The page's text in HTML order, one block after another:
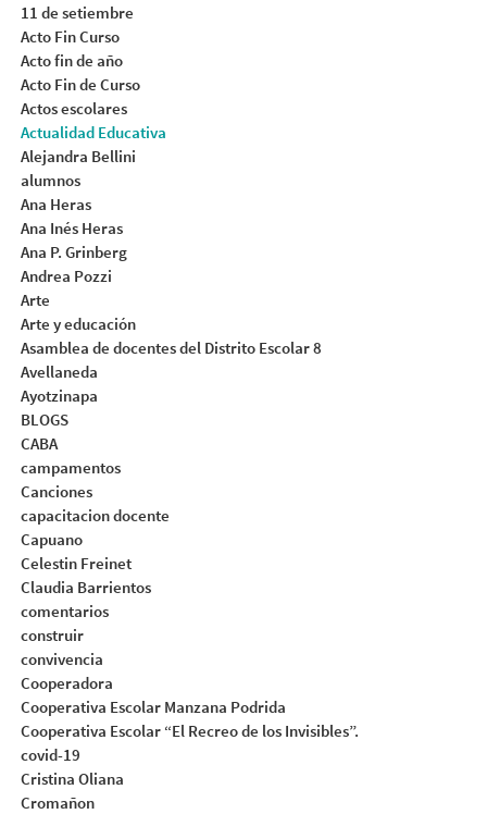
11 de setiembre
Acto Fin Curso
Acto fin de año
Acto Fin de Curso
Actos escolares
Actualidad Educativa
Alejandra Bellini
alumnos
Ana Heras
Ana Inés Heras
Ana P. Grinberg
Andrea Pozzi
Arte
Arte y educación
Asamblea de docentes del Distrito Escolar 8
Avellaneda
Ayotzinapa
BLOGS
CABA
campamentos
Canciones
capacitacion docente
Capuano
Celestin Freinet
Claudia Barrientos
comentarios
construir
convivencia
Cooperadora
Cooperativa Escolar Manzana Podrida
Cooperativa Escolar “El Recreo de los Invisibles”.
covid-19
Cristina Oliana
Cromañon